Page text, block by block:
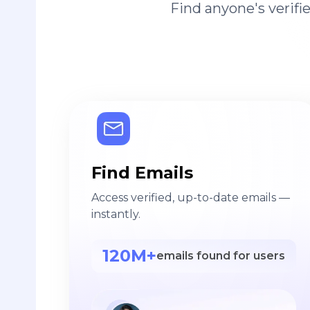
Find anyone's
Find Emails
Access verified, up-to-date emails —
instantly.
120M+emails found for users